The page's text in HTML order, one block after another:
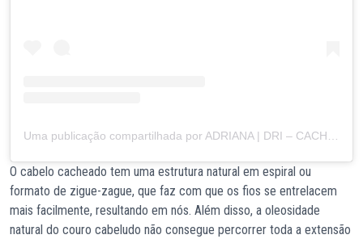
O cabelo cacheado tem uma estrutura natural em espiral ou
formato de zigue-zague, que faz com que os fios se entrelacem
mais facilmente, resultando em nós. Além disso, a oleosidade
natural do couro cabeludo não consegue percorrer toda a extensão